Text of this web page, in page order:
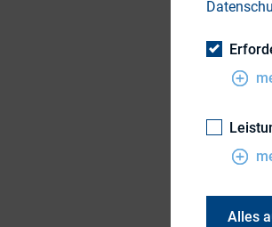
ein
Alles